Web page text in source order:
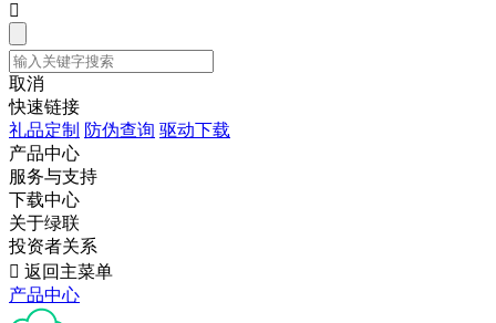

取消
快速链接
礼品定制 防伪查询 驱动下载
产品中心
服务与支持
下载中心
关于绿联
投资者关系
 返回主菜单
产品中心